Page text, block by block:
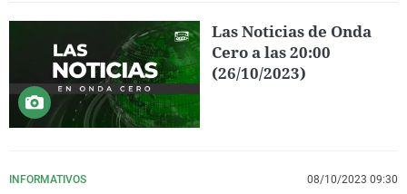
Las Noticias de Onda
Cero a las 20:00
(26/10/2023)
INFORMATIVOS 08/10/2023 09:30